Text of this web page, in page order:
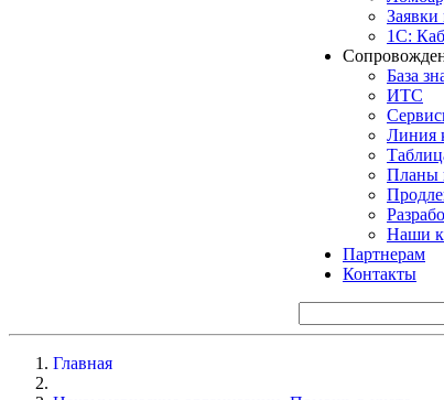
1С:
База
ИТС
Линия
Планы
Наши
Партнерам
Контакты
Главная